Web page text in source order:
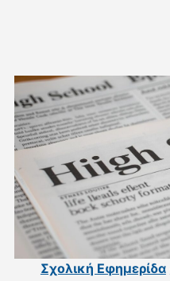
Σχολική Εφημερίδα